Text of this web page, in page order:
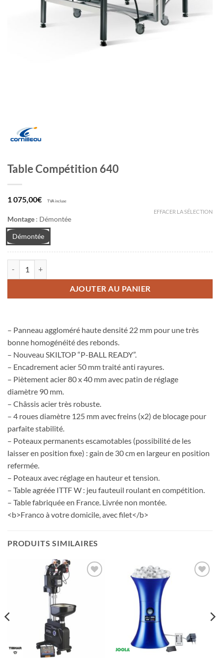
Table Compétition 640
1 075,00€ TVA incluse
Montage : Démontée
Démontée
EFFACER LA SÉLECTION
AJOUTER AU PANIER
– Panneau aggloméré haute densité 22 mm pour une très
bonne homogénéité des rebonds.
– Nouveau SKILTOP “P-BALL READY”.
– Encadrement acier 50 mm traité anti rayures.
– Piètement acier 80 x 40 mm avec patin de réglage
diamètre 90 mm.
– Châssis acier très robuste.
– 4 roues diamètre 125 mm avec freins (x2) de blocage pour
parfaite stabilité.
– Poteaux permanents escamotables (possibilité de les
laisser en position fixe) : gain de 30 cm en largeur en position
refermée.
– Poteaux avec réglage en hauteur et tension.
– Table agréée ITTF W : jeu fauteuil roulant en compétition.
– Table fabriquée en France. Livrée non montée.
<b>Franco à votre domicile, avec filet</b>
PRODUITS SIMILAIRES